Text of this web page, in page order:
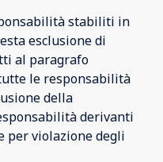
stabiliti in
esclusione di
al paragrafo
le responsabilità
della
derivanti
per violazione degli